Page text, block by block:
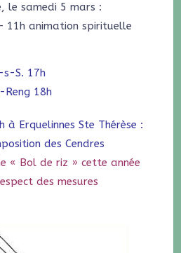
le samedi 5 mars :
11h animation spirituelle
S. 17h
18h
à Erquelinnes Ste Thérèse :
des Cendres
« Bol de riz » cette année
des mesures